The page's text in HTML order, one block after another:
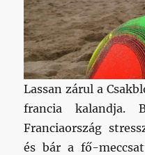
Lassan zárul a
francia kalandja.
Franciaország
és bár a fő-